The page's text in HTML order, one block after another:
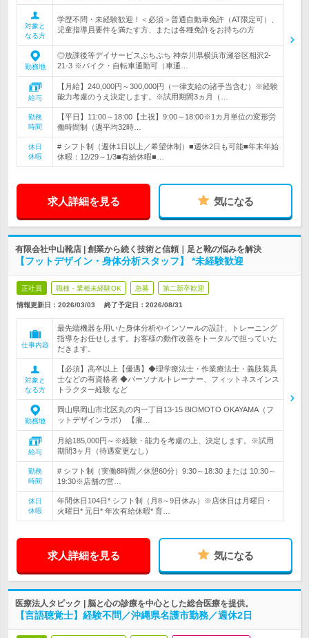
対象と
なる方
学歴不問・未経験歓迎！＜必須＞普通自動車免許（AT限定可）、
児童指導員要件を満たす方、または各種免許をお持ちの方
勤務地
◎放課後等デイサービスぷちぷち 神奈川県横浜市瀬谷区相沢2-
21-3 ※バイク・自転車通勤可（車通…
給与
【月給】240,000円～300,000円（一律支給の諸手当含む）※経験
能力考慮のうえ決定します。※試用期間3ヵ月（…
勤務
時間
【平日】11:00～18:00【土祝】9:00～18:00※1カ月単位の変形労
働時間制（週平均32時…
休日
休暇
# シフト制（週休1日以上／希望休制）■週休2日も可能■年末年始
休暇：12/29～1/3■有給休暇■…
求人詳細を見る 気になる
有限会社中山靴店 | 創業から続く技術と信頼｜足と靴の悩みを解決
【フットデザイン・身体分析スタッフ】 *未経験歓迎
正社員 職種・業種未経験OK 急募 第二新卒歓迎
情報更新日：2026/03/03 終了予定日： 2026/08/31
仕事内容
最先端機器を用いた身体分析やインソールの設計、トレーニング
指導をお任せします。お客様の動作改善をトータルで担っていた
だきます。
対象と
なる方
【必須】高卒以上【優遇】◆理学療法士・作業療法士・義肢装具
士などの有資格者 ◆パーソナルトレーナー、フィットネスインス
トラクター経験 など
勤務地
岡山県岡山市北区丸の内一丁目13-15 BIOMOTO OKAYAMA（フ
ットデザインラボ） 【雇…
給与
月給185,000円～※経験・能力を考慮の上、決定します。※試用
期間3ヶ月（待遇変更なし）
勤務
時間
# シフト制（実働8時間／休憩60分）9:30～18:30 または 10:30～
19:30※店舗の営…
休日
休暇
年間休日104日* シフト制（月8～9日休み）※店休日は月曜日・
火曜日* 元日* 年次有給休暇* 育…
求人詳細を見る 気になる
医療法人タピック | 脳と心の診療を中心とした総合医療を提供。
【言語聴覚士】経験不問／沖縄県名護市勤務／週休2日